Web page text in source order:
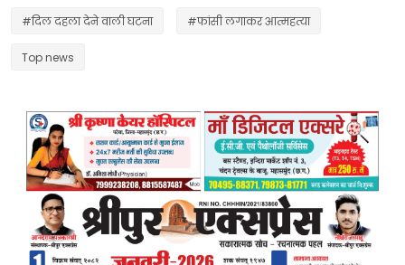
#दिल दहला देने वाली घटना #फांसी लगाकर आत्महत्या
Top news